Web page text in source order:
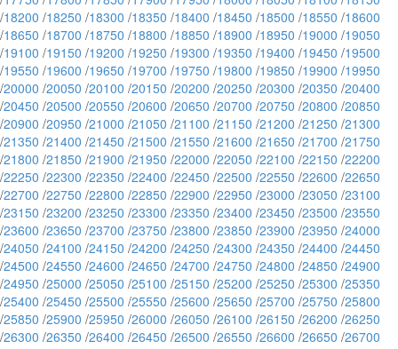
/18200 /18250 /18300 /18350 /18400 /18450 /18500 /18550 /18600
/18650 /18700 /18750 /18800 /18850 /18900 /18950 /19000 /19050
/19100 /19150 /19200 /19250 /19300 /19350 /19400 /19450 /19500
/19550 /19600 /19650 /19700 /19750 /19800 /19850 /19900 /19950
/20000 /20050 /20100 /20150 /20200 /20250 /20300 /20350 /20400
/20450 /20500 /20550 /20600 /20650 /20700 /20750 /20800 /20850
/20900 /20950 /21000 /21050 /21100 /21150 /21200 /21250 /21300
/21350 /21400 /21450 /21500 /21550 /21600 /21650 /21700 /21750
/21800 /21850 /21900 /21950 /22000 /22050 /22100 /22150 /22200
/22250 /22300 /22350 /22400 /22450 /22500 /22550 /22600 /22650
/22700 /22750 /22800 /22850 /22900 /22950 /23000 /23050 /23100
/23150 /23200 /23250 /23300 /23350 /23400 /23450 /23500 /23550
/23600 /23650 /23700 /23750 /23800 /23850 /23900 /23950 /24000
/24050 /24100 /24150 /24200 /24250 /24300 /24350 /24400 /24450
/24500 /24550 /24600 /24650 /24700 /24750 /24800 /24850 /24900
/24950 /25000 /25050 /25100 /25150 /25200 /25250 /25300 /25350
/25400 /25450 /25500 /25550 /25600 /25650 /25700 /25750 /25800
/25850 /25900 /25950 /26000 /26050 /26100 /26150 /26200 /26250
/26300 /26350 /26400 /26450 /26500 /26550 /26600 /26650 /26700